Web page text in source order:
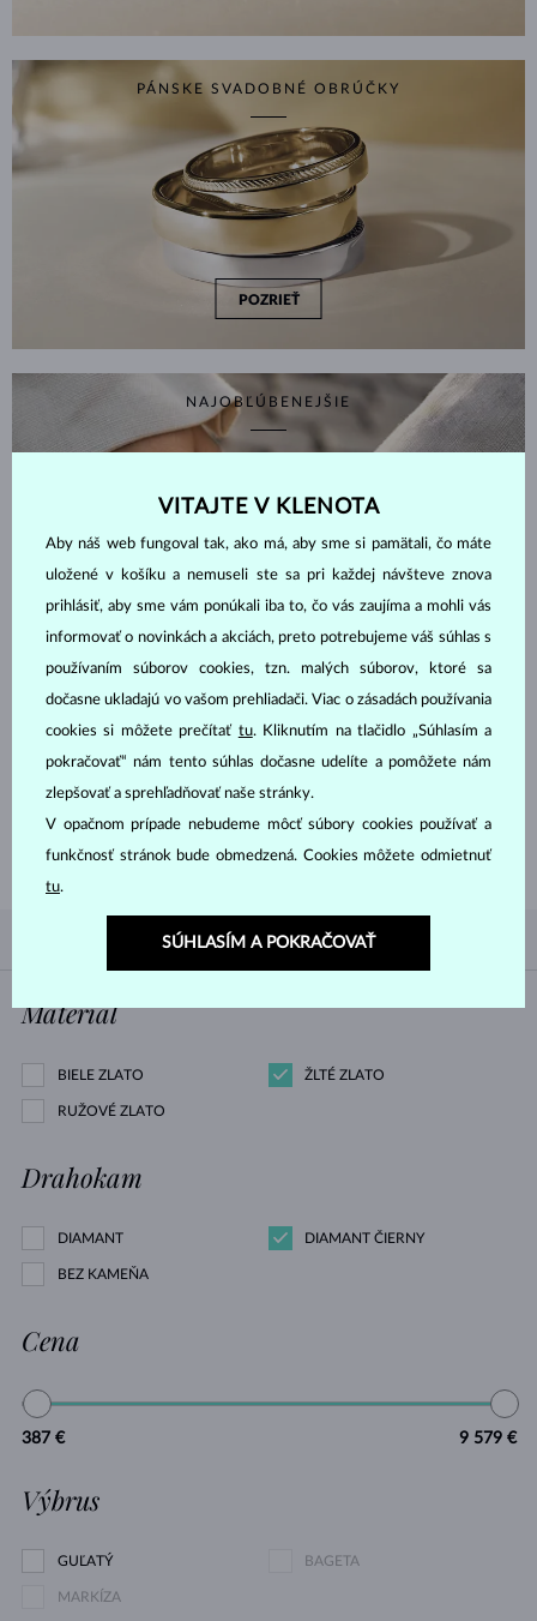
PÁNSKE SVADOBNÉ OBRÚČKY
POZRIEŤ
NAJOBĽÚBENEJŠIE
PODĽA OBĽÚBENOSTI 4/4
Materiál
BIELE ZLATO ŽLTÉ ZLATO
RUŽOVÉ ZLATO
Drahokam
DIAMANT DIAMANT ČIERNY
BEZ KAMEŇA
Cena
387 € 9 579 €
Výbrus
GUĽATÝ BAGETA
MARKÍZA
VITAJTE V KLENOTA
Aby náš web fungoval tak, ako má, aby sme si pamätali, čo máte
uložené v košíku a nemuseli ste sa pri každej návšteve znova
prihlásiť, aby sme vám ponúkali iba to, čo vás zaujíma a mohli vás
informovať o novinkách a akciách, preto potrebujeme váš súhlas s
používaním súborov cookies, tzn. malých súborov, ktoré sa
dočasne ukladajú vo vašom prehliadači. Viac o zásadách používania
cookies si môžete prečítať tu. Kliknutím na tlačidlo „Súhlasím a
pokračovať“ nám tento súhlas dočasne udelíte a pomôžete nám
zlepšovať a sprehľadňovať naše stránky.
V opačnom prípade nebudeme môcť súbory cookies používať a
funkčnosť stránok bude obmedzená. Cookies môžete odmietnuť
tu.
SÚHLASÍM A POKRAČOVAŤ